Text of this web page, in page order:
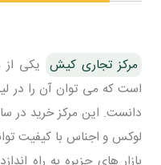
مرکز تجاری کیش یکی
است که می توان آن را در
لوکس و اجناس با کیفیت